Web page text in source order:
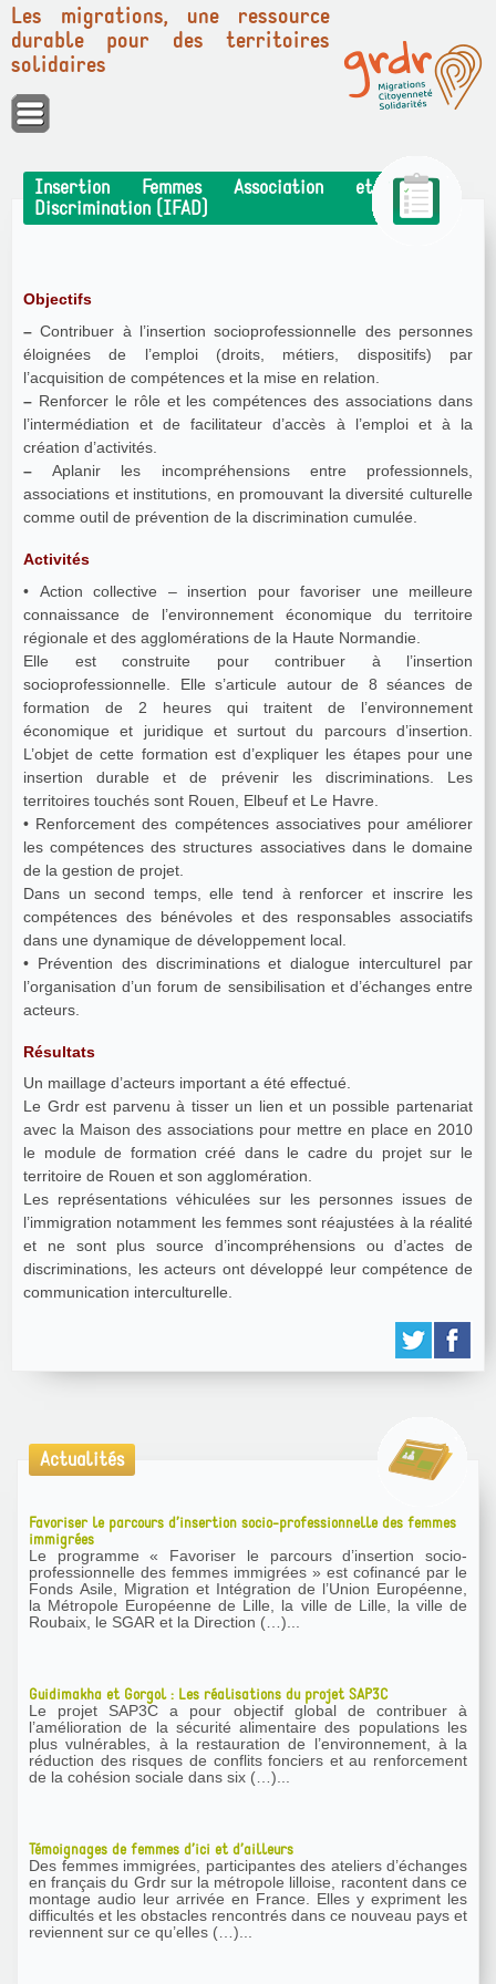
Panneau de gestion des cookies
Les migrations, une ressource
durable pour des territoires
solidaires
Insertion Femmes Association et
Discrimination (IFAD)
Objectifs
– Contribuer à l’insertion socioprofessionnelle des personnes
éloignées de l’emploi (droits, métiers, dispositifs) par
l’acquisition de compétences et la mise en relation.
– Renforcer le rôle et les compétences des associations dans
l’intermédiation et de facilitateur d’accès à l’emploi et à la
création d’activités.
– Aplanir les incompréhensions entre professionnels,
associations et institutions, en promouvant la diversité culturelle
comme outil de prévention de la discrimination cumulée.
Activités
• Action collective – insertion pour favoriser une meilleure
connaissance de l’environnement économique du territoire
régionale et des agglomérations de la Haute Normandie.
Elle est construite pour contribuer à l’insertion
socioprofessionnelle. Elle s’articule autour de 8 séances de
formation de 2 heures qui traitent de l’environnement
économique et juridique et surtout du parcours d’insertion.
L’objet de cette formation est d’expliquer les étapes pour une
insertion durable et de prévenir les discriminations. Les
territoires touchés sont Rouen, Elbeuf et Le Havre.
• Renforcement des compétences associatives pour améliorer
les compétences des structures associatives dans le domaine
de la gestion de projet.
Dans un second temps, elle tend à renforcer et inscrire les
compétences des bénévoles et des responsables associatifs
dans une dynamique de développement local.
• Prévention des discriminations et dialogue interculturel par
l’organisation d’un forum de sensibilisation et d’échanges entre
acteurs.
Résultats
Un maillage d’acteurs important a été effectué.
Le Grdr est parvenu à tisser un lien et un possible partenariat
avec la Maison des associations pour mettre en place en 2010
le module de formation créé dans le cadre du projet sur le
territoire de Rouen et son agglomération.
Les représentations véhiculées sur les personnes issues de
l’immigration notamment les femmes sont réajustées à la réalité
et ne sont plus source d’incompréhensions ou d’actes de
discriminations, les acteurs ont développé leur compétence de
communication interculturelle.
Actualités
Favoriser le parcours d’insertion socio-professionnelle des femmes
immigrées
Le programme « Favoriser le parcours d’insertion socio-
professionnelle des femmes immigrées » est cofinancé par le
Fonds Asile, Migration et Intégration de l’Union Européenne,
la Métropole Européenne de Lille, la ville de Lille, la ville de
Roubaix, le SGAR et la Direction (…)...
Guidimakha et Gorgol : Les réalisations du projet SAP3C
Le projet SAP3C a pour objectif global de contribuer à
l’amélioration de la sécurité alimentaire des populations les
plus vulnérables, à la restauration de l’environnement, à la
réduction des risques de conflits fonciers et au renforcement
de la cohésion sociale dans six (…)...
Témoignages de femmes d’ici et d’ailleurs
Des femmes immigrées, participantes des ateliers d’échanges
en français du Grdr sur la métropole lilloise, racontent dans ce
montage audio leur arrivée en France. Elles y expriment les
difficultés et les obstacles rencontrés dans ce nouveau pays et
reviennent sur ce qu’elles (…)...